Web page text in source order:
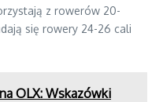
z rowerów 20-
się rowery 24-26 cali
OLX: Wskazówki